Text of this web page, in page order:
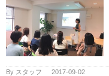
By スタッフ 2017-09-02